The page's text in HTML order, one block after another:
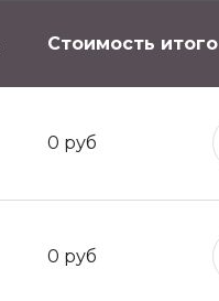
Стоимость итого
0 руб
0 руб